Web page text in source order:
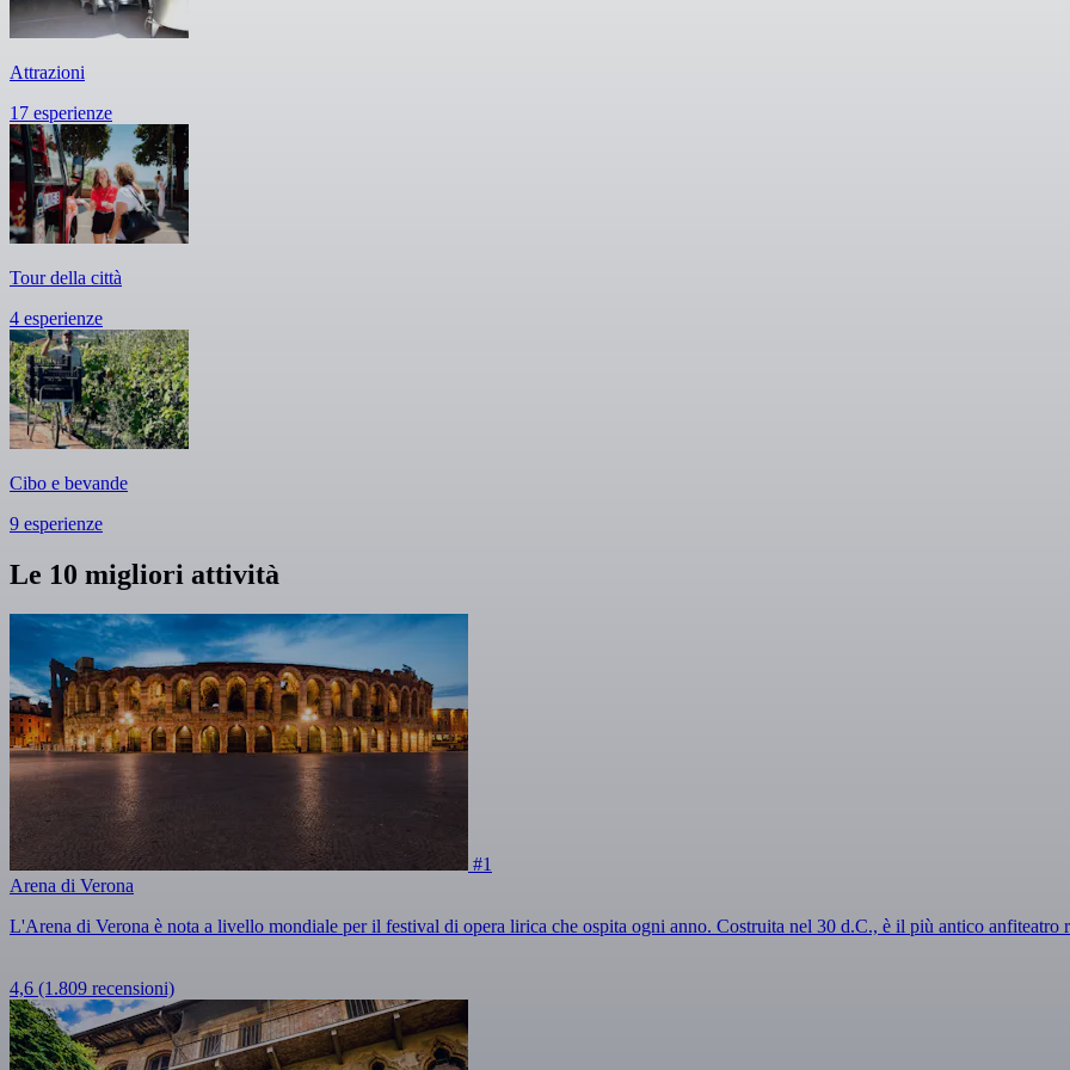
Attrazioni
17 esperienze
Tour della città
4 esperienze
Cibo e bevande
9 esperienze
Le 10 migliori attività
#1
Arena di Verona
L'Arena di Verona è nota a livello mondiale per il festival di opera lirica che ospita ogni anno. Costruita nel 30 d.C., è il più antico anfiteatro
4,6 (1.809 recensioni)